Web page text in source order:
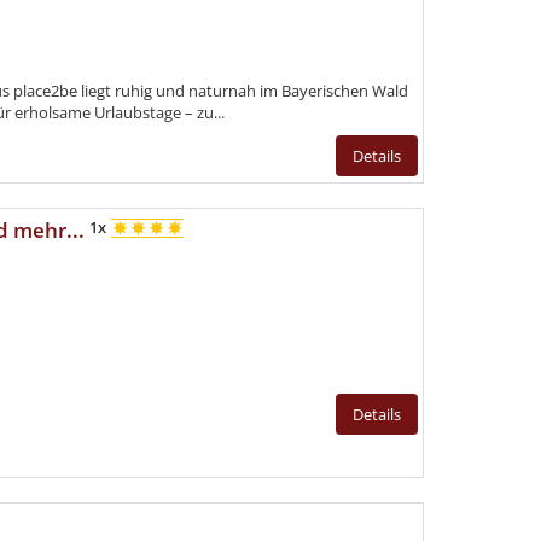
place2be liegt ruhig und naturnah im Bayerischen Wald
erholsame Urlaubstage – zu...
Details
mehr... 1x
Details